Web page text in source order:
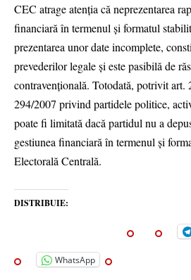
CEC atrage atenția că neprezentarea
financiară în termenul și formatul
prezentarea unor date incomplete,
prevederilor legale și este pasibilă de
contravențională. Totodată, potrivit art.
294/2007 privind partidele politice,
poate fi limitată dacă partidul nu a
gestiunea financiară în termenul și
Electorală Centrală.
DISTRIBUIE:
WhatsApp